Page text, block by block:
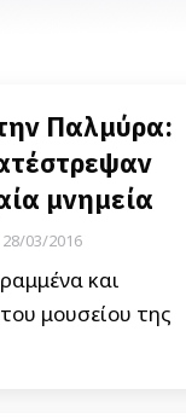
Παλμύρα:
μνημεία
28/03/2016
και
μουσείου της